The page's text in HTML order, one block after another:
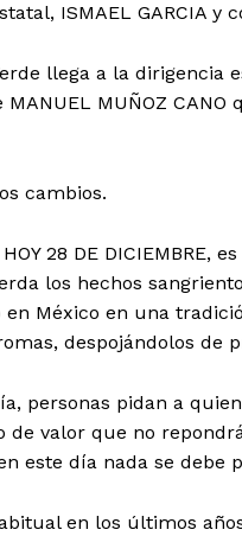
ISMAEL GARCIA y
llega a la dirigencia
MUÑOZ
cambios.
HOY 28 DE
los hechos
en México en una
despojándolos de
personas pidan a
de valor que no
este día nada se debe
en los últimos